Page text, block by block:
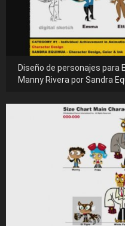
Diseño de personajes para
Manny Rivera por Sandra